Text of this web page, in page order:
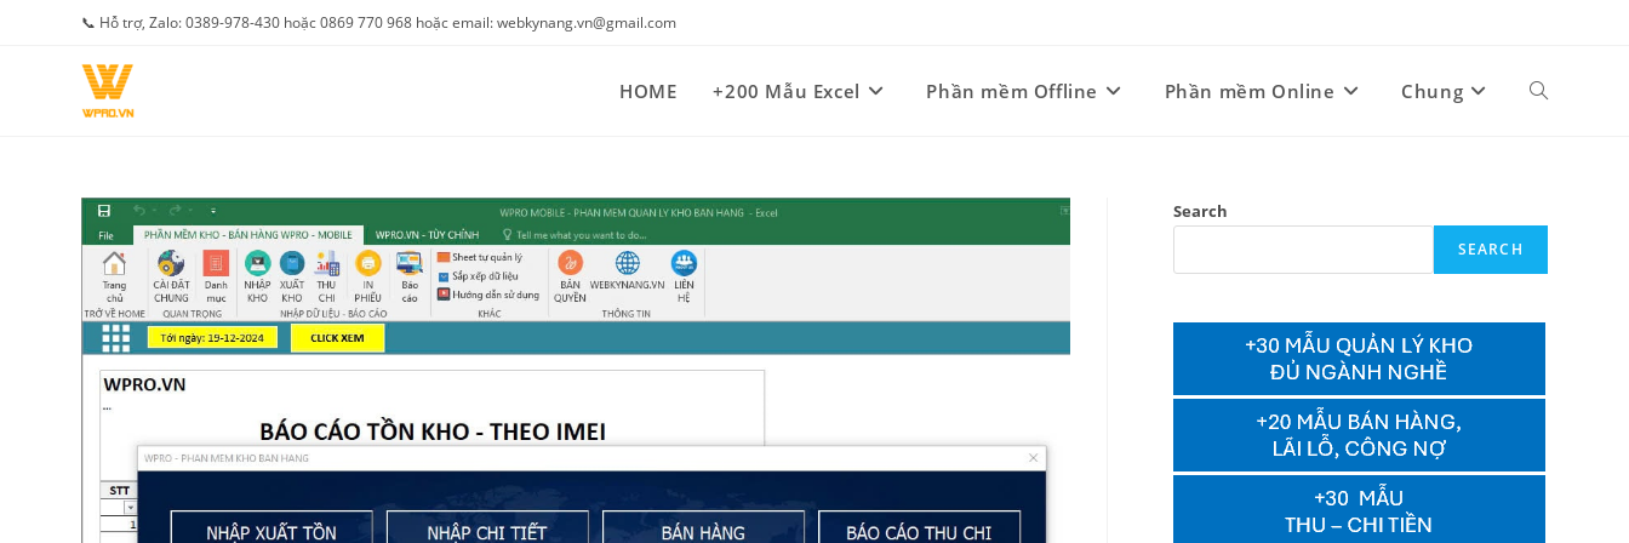
📞 Hỗ trợ, Zalo: 0389-978-430 hoặc 0869 770 968 hoặc email: webkynang.vn@gmail.com
HOME +200 Mẫu Excel Phần mềm Offline Phần mềm Online Chung Toggle
search
Search
SEARCH